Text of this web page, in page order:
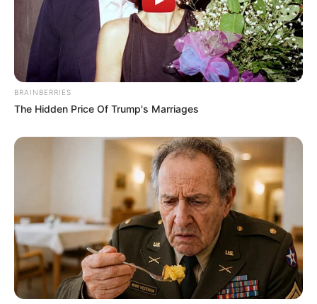
BRAINBERRIES
The Hidden Price Of Trump's Marriages